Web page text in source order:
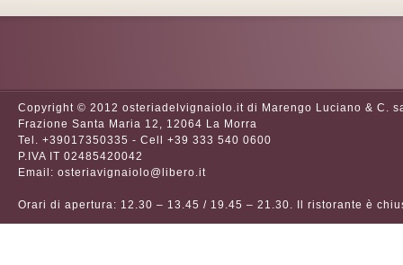
Copyright © 2012 osteriadelvignaiolo.it di Marengo Luciano & C.
Frazione Santa Maria 12, 12064 La Morra
Tel. +39017350335 - Cell +39 333 540 0600
P.IVA IT 02485420042
Email: osteriavignaiolo@libero.it
Orari di apertura: 12.30 – 13.45 / 19.45 – 21.30. Il ristorante è